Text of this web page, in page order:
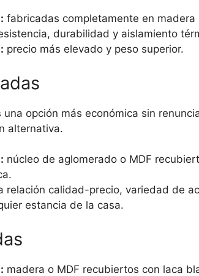
fabricadas completamente en
durabilidad y aislamiento
precio más elevado y peso superior.
una opción más económica sin
alternativa.
núcleo de aglomerado o MDF
relación calidad-precio, variedad de
estancia de la casa.
madera o MDF recubiertos con laca